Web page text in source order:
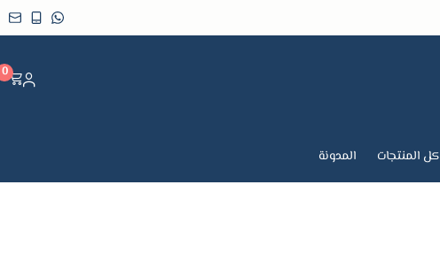
0
كل المنتجات المدونة